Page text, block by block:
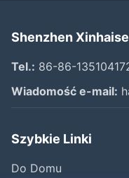
Shenzhen
Tel.: 86-86-
Wiadomość e-mail:
Szybkie Linki
Do Domu